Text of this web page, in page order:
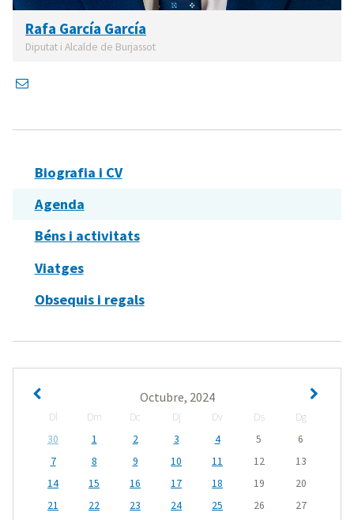
Rafa García García
Diputat i Alcalde de Burjassot
Biografia i CV
Agenda
Béns i activitats
Viatges
Obsequis i regals
Octubre, 2024
Dl Dm Dc Dj Dv Ds
Dg
30
1 2 3 4 5
6
7
8 9 10 11 12
13
14
15 16 17 18 19
20
21
22 23 24 25 26
27